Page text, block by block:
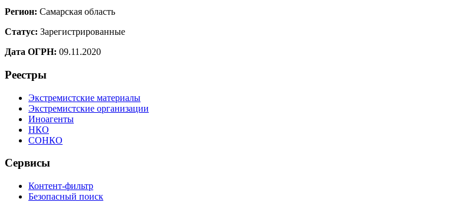
Регион: Самарская область
Статус: Зарегистрированные
Дата ОГРН: 09.11.2020
Реестры
Экстремистские материалы
Экстремистские организации
Иноагенты
НКО
СОНКО
Сервисы
Контент-фильтр
Безопасный поиск